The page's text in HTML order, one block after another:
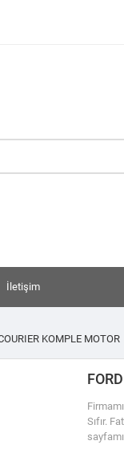
İletişim
KOMPLE MOTOR
Sıfır.